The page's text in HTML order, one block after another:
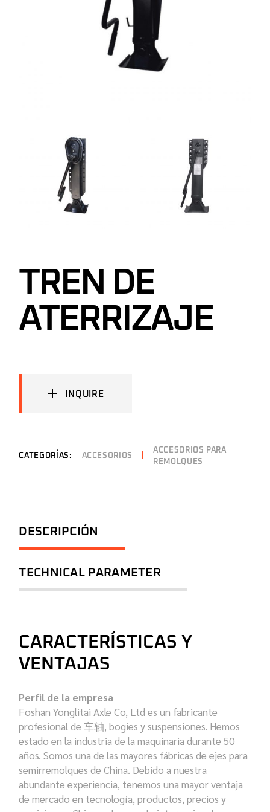
TREN DE
ATERRIZAJE
INQUIRE
CATEGORÍAS: ACCESORIOS
ACCESORIOS PARA
REMOLQUES
DESCRIPCIÓN
TECHNICAL PARAMETER
CARACTERÍSTICAS Y
VENTAJAS
Perfil de la empresa
Foshan Yonglitai Axle Co, Ltd es un fabricante
profesional de 车轴, bogies y suspensiones. Hemos
estado en la industria de la maquinaria durante 50
años. Somos una de las mayores fábricas de ejes para
semirremolques de China. Debido a nuestra
abundante experiencia, tenemos una mayor ventaja
de mercado en tecnología, productos, precios y